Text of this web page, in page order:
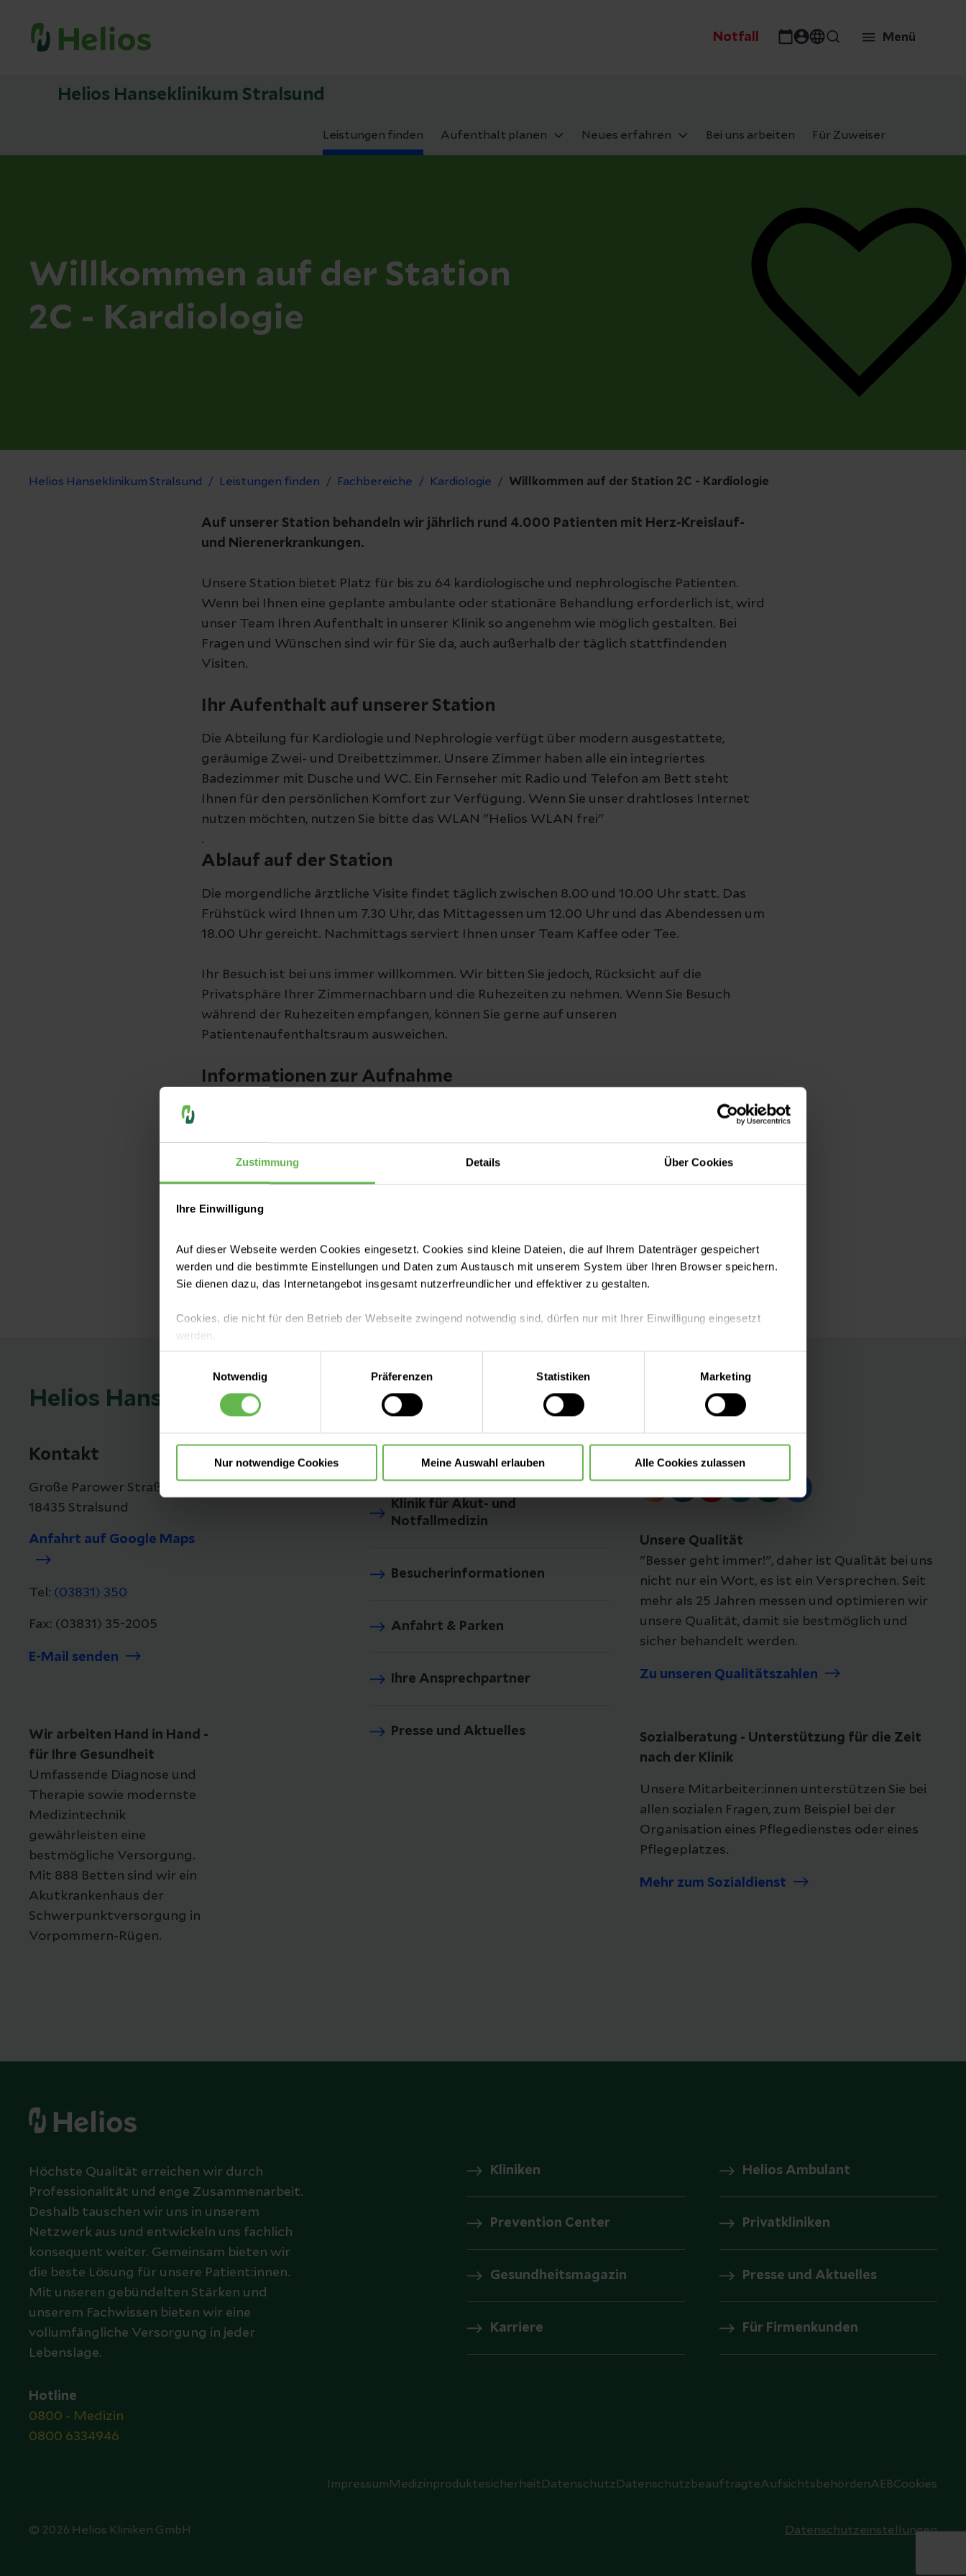
Zustimmung Details Über Cookies
Ihre Einwilligung
Auf dieser Webseite werden Cookies eingesetzt. Cookies sind kleine Dateien, die auf Ihrem Datenträger gespeichert
werden und die bestimmte Einstellungen und Daten zum Austausch mit unserem System über Ihren Browser speichern.
Sie dienen dazu, das Internetangebot insgesamt nutzerfreundlicher und effektiver zu gestalten.
Cookies, die nicht für den Betrieb der Webseite zwingend notwendig sind, dürfen nur mit Ihrer Einwilligung eingesetzt
werden.
Es steht Ihnen frei, unsere Seite mit nur den notwendigen Cookies zu benutzen, eine individuelle Auswahl hinsichtlich der
nicht notwendigen Cookies zu treffen oder durch Auswahl von „Alle Cookies akzeptieren“ in die Verwendung aller Cookies
einzuwilligen. Ihre Auswahlentscheidung können Sie jederzeit ändern oder widerrufen.
Notwendig
Präferenzen Statistiken Marketing
Nur notwendige Cookies Meine Auswahl erlauben Alle Cookies zulassen
Notfall Menü
Helios Hanseklinikum Stralsund
Leistungen finden Aufenthalt planen Neues erfahren Bei uns arbeiten Für Zuweiser
Willkommen auf der Station
2C - Kardiologie
Helios Hanseklinikum Stralsund Leistungen finden Fachbereiche Kardiologie Willkommen auf der Station 2C - Kardiologie
Auf unserer Station behandeln wir jährlich rund 4.000 Patienten mit Herz-Kreislauf-
und Nierenerkrankungen.
Unsere Station bietet Platz für bis zu 64 kardiologische und nephrologische Patienten.
Wenn bei Ihnen eine geplante ambulante oder stationäre Behandlung erforderlich ist, wird
unser Team Ihren Aufenthalt in unserer Klinik so angenehm wie möglich gestalten. Bei
Fragen und Wünschen sind wir für Sie da, auch außerhalb der täglich stattfindenden
Visiten.
Ihr Aufenthalt auf unserer Station
Die Abteilung für Kardiologie und Nephrologie verfügt über modern ausgestattete,
geräumige Zwei- und Dreibettzimmer. Unsere Zimmer haben alle ein integriertes
Badezimmer mit Dusche und WC. Ein Fernseher mit Radio und Telefon am Bett steht
Ihnen für den persönlichen Komfort zur Verfügung. Wenn Sie unser drahtloses Internet
nutzen möchten, nutzen Sie bitte das WLAN "Helios WLAN frei"
.
Ablauf auf der Station
Die morgendliche ärztliche Visite findet täglich zwischen 8.00 und 10.00 Uhr statt. Das
Frühstück wird Ihnen um 7.30 Uhr, das Mittagessen um 12.00 Uhr und das Abendessen um
18.00 Uhr gereicht. Nachmittags serviert Ihnen unser Team Kaffee oder Tee.
Ihr Besuch ist bei uns immer willkommen. Wir bitten Sie jedoch, Rücksicht auf die
Privatsphäre Ihrer Zimmernachbarn und die Ruhezeiten zu nehmen. Wenn Sie Besuch
während der Ruhezeiten empfangen, können Sie gerne auf unseren
Patientenaufenthaltsraum ausweichen.
Informationen zur Aufnahme
Als stationärer Patient erhalten Sie in der Regel eine Einweisung von Ihrem behandelnden
Arzt. Bitte melden Sie sich bei Ihrer Ankunft beim Pflegepersonal am Stationsstützpunkt.
Untersuchungen und mögliche Eingriffe.
Notfallpatienten werden zunächst im Notfallzentrum untersucht. Patienten mit
auf die Intensivstation verlegt.
Helios Hanseklinikum Stralsund
Kontakt
Große Parower Straße 47-53
18435 Stralsund
Anfahrt auf Google Maps
Tel: (03831) 350
Fax: (03831) 35-2005
E-Mail senden
Wir arbeiten Hand in Hand -
für Ihre Gesundheit
Umfassende Diagnose und
Therapie sowie modernste
Medizintechnik
gewährleisten eine
bestmögliche Versorgung.
Mit 888 Betten sind wir ein
Akutkrankenhaus der
Schwerpunktversorgung in
Vorpommern-Rügen.
Klinik für Akut- und
Notfallmedizin
Besucherinformationen
Anfahrt & Parken
Ihre Ansprechpartner
Presse und Aktuelles
Unsere Qualität
"Besser geht immer!", daher ist Qualität bei uns
nicht nur ein Wort, es ist ein Versprechen. Seit
mehr als 25 Jahren messen und optimieren wir
unsere Qualität, damit sie bestmöglich und
sicher behandelt werden.
Zu unseren Qualitätszahlen
Sozialberatung - Unterstützung für die Zeit
nach der Klinik
Unsere Mitarbeiter:innen unterstützen Sie bei
allen sozialen Fragen, zum Beispiel bei der
Organisation eines Pflegedienstes oder eines
Pflegeplatzes.
Mehr zum Sozialdienst
Höchste Qualität erreichen wir durch
Professionalität und enge Zusammenarbeit.
Deshalb tauschen wir uns in unserem
Netzwerk aus und entwickeln uns fachlich
konsequent weiter. Gemeinsam bieten wir
die beste Lösung für unsere Patient:innen.
Mit unseren gebündelten Stärken und
unserem Fachwissen bieten wir eine
vollumfängliche Versorgung in jeder
Lebenslage.
Hotline
0800 - Medizin
0800 6334946
Kliniken Helios Ambulant
Prevention Center Privatkliniken
Gesundheitsmagazin Presse und Aktuelles
Karriere Für Firmenkunden
© 2026 Helios Kliniken GmbH
Impressum Medizinproduktesicherheit Datenschutz DatenschutzbeauftragteAufsichtsbehördenAEBCookies
Datenschutzeinstellungen